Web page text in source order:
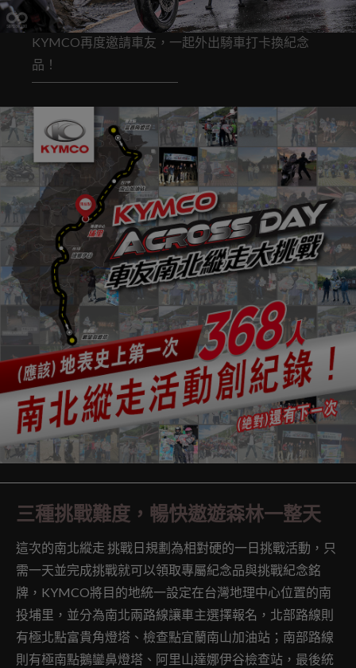
KYMCO再度邀請車友，一起外出騎車打卡換紀念
品！
三種挑戰難度，暢快遨遊森林一整天
這次的南北縱走 挑戰日規劃為相對硬的一日挑戰活動，只
需一天並完成挑戰就可以領取專屬紀念品與挑戰紀念銘
牌，KYMCO將目的地統一設定在台灣地理中心位置的南
投埔里，並分為南北兩路線讓車主選擇報名，北部路線則
有極北點富貴角燈塔、檢查點宜蘭南山加油站；南部路線
則有極南點鵝鑾鼻燈塔、阿里山達娜伊谷檢查站，最後統